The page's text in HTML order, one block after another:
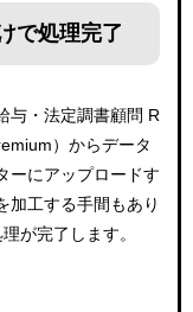
で処理完了
与・法定調書顧問 R
）からデータ
ーにアップロードす
加工する手間もあり
が完了します。